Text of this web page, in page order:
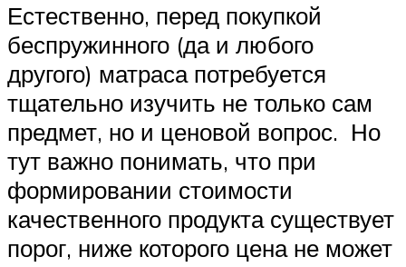
Естественно, перед покупкой
беспружинного (да и любого
другого) матраса потребуется
тщательно изучить не только сам
предмет, но и ценовой вопрос. Но
тут важно понимать, что при
формировании стоимости
качественного продукта существует
порог, ниже которого цена не может